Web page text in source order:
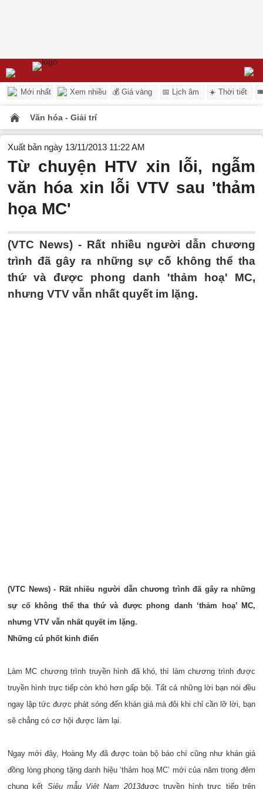
Mới nhất Xem nhiều 💰 Giá vàng 📅 Lịch âm ☀️ Thời tiết
Văn hóa - Giải trí
Xuất bản ngày 13/11/2013 11:22 AM
Từ chuyện HTV xin lỗi, ngẫm
văn hóa xin lỗi VTV sau 'thảm
họa MC'
(VTC News) - Rất nhiều người dẫn chương
trình đã gây ra những sự cố không thể tha
thứ và được phong danh 'thảm hoạ' MC,
nhưng VTV vẫn nhất quyết im lặng.
(VTC News) - Rất nhiều người dẫn chương trình đã gây ra những
sự cố không thể tha thứ và được phong danh ‘thảm hoạ’ MC,
nhưng VTV vẫn nhất quyết im lặng.
Những cú phốt kinh điển
Làm MC chương trình truyền hình đã khó, thì làm chương trình được
truyền hình trực tiếp còn khó hơn gấp bội. Tất cả những lời bạn nói đều
ngay lập tức được phát sóng đến khán giả mà đôi khi chỉ cần lỡ lời, bạn
sẽ chẳng có cơ hội được làm lại.
Ngay mới đây, Hoàng My đã được toàn bộ báo chí cũng như khán giả
đồng lòng phong tặng danh hiệu ‘thảm hoạ MC’ mới của năm trong đêm
chung kết Siêu mẫu Việt Nam 2013được truyền hình trực tiếp trên